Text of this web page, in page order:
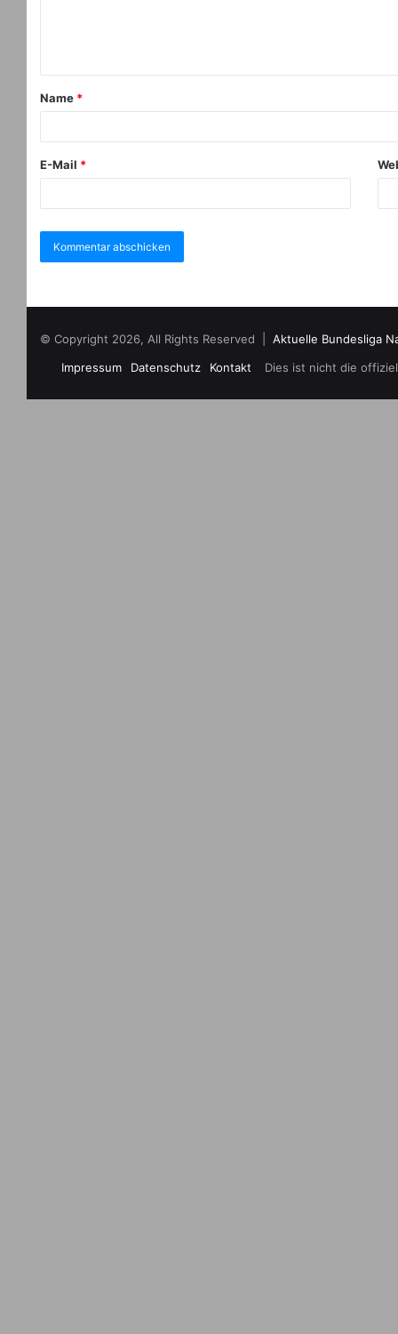
Name *
E-Mail *
© Copyright 2026, All Rights Reserved | Aktuelle Bundesliga
Dies ist nicht die
Impressum Datenschutz Kontakt